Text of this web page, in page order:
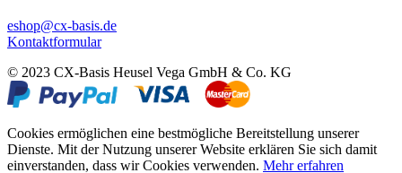
eshop@cx-basis.de
Kontaktformular
© 2023 CX-Basis Heusel Vega GmbH & Co. KG
Cookies ermöglichen eine bestmögliche Bereitstellung unserer
Dienste. Mit der Nutzung unserer Website erklären Sie sich damit
einverstanden, dass wir Cookies verwenden. Mehr erfahren